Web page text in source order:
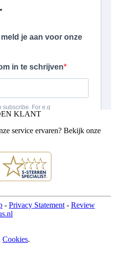
KLANT
service ervaren? Bekijk onze
- Privacy Statement - Review
Cookies.